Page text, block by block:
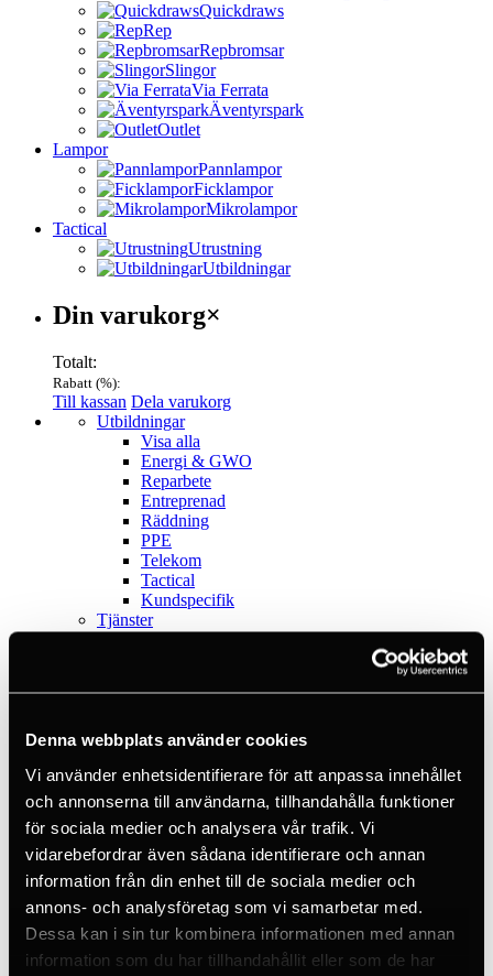
Denna webbplats använder cookies
Vi använder enhetsidentifierare för att anpassa innehållet
och annonserna till användarna, tillhandahålla funktioner
för sociala medier och analysera vår trafik. Vi
vidarebefordrar även sådana identifierare och annan
information från din enhet till de sociala medier och
annons- och analysföretag som vi samarbetar med.
Dessa kan i sin tur kombinera informationen med annan
information som du har tillhandahållit eller som de har
Quickdraws
Rep
Repbromsar
Slingor
Via Ferrata
Äventyrspark
Outlet
Lampor
Pannlampor
Ficklampor
Mikrolampor
Tactical
Utrustning
Utbildningar
Varukorg
Din varukorg×
Totalt:
Rabatt (%):
Till kassan Dela varukorg
Menu Utbildningar
Visa alla
Energi & GWO
Reparbete
Entreprenad
Räddning
PPE
Telekom
Tactical
Kundspecifik
Tjänster
Fallskyddsutrustning
Tactical
PPE-inspektion
Fallskyddsutrustning
Visa alla
Backup-don
Block
Falldämpare
Fallskyddsblock
Fallskyddspaket
Fallskyddsselar
Fasta system